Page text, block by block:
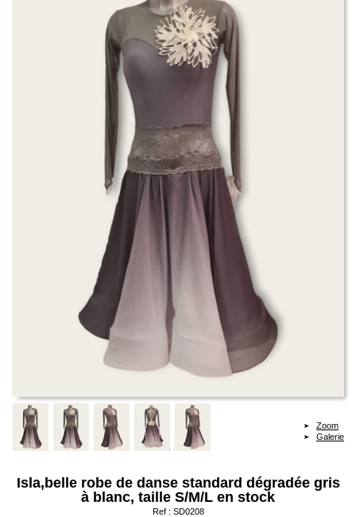
Zoom
Galerie
Isla,belle robe de danse standard dégradée gris
à blanc, taille S/M/L en stock
Ref : SD0208